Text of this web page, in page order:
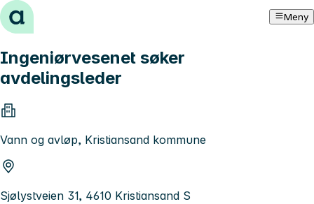
Hopp til innhold Meny
Ingeniørvesenet søker
avdelingsleder
Vann og avløp, Kristiansand kommune
Sjølystveien 31, 4610 Kristiansand S